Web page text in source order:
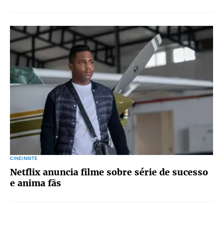
CINEINSITE
Netflix anuncia filme sobre série de sucesso
e anima fãs